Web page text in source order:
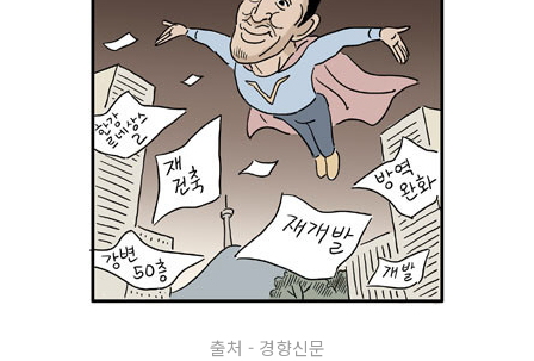
출처 - 경향신문